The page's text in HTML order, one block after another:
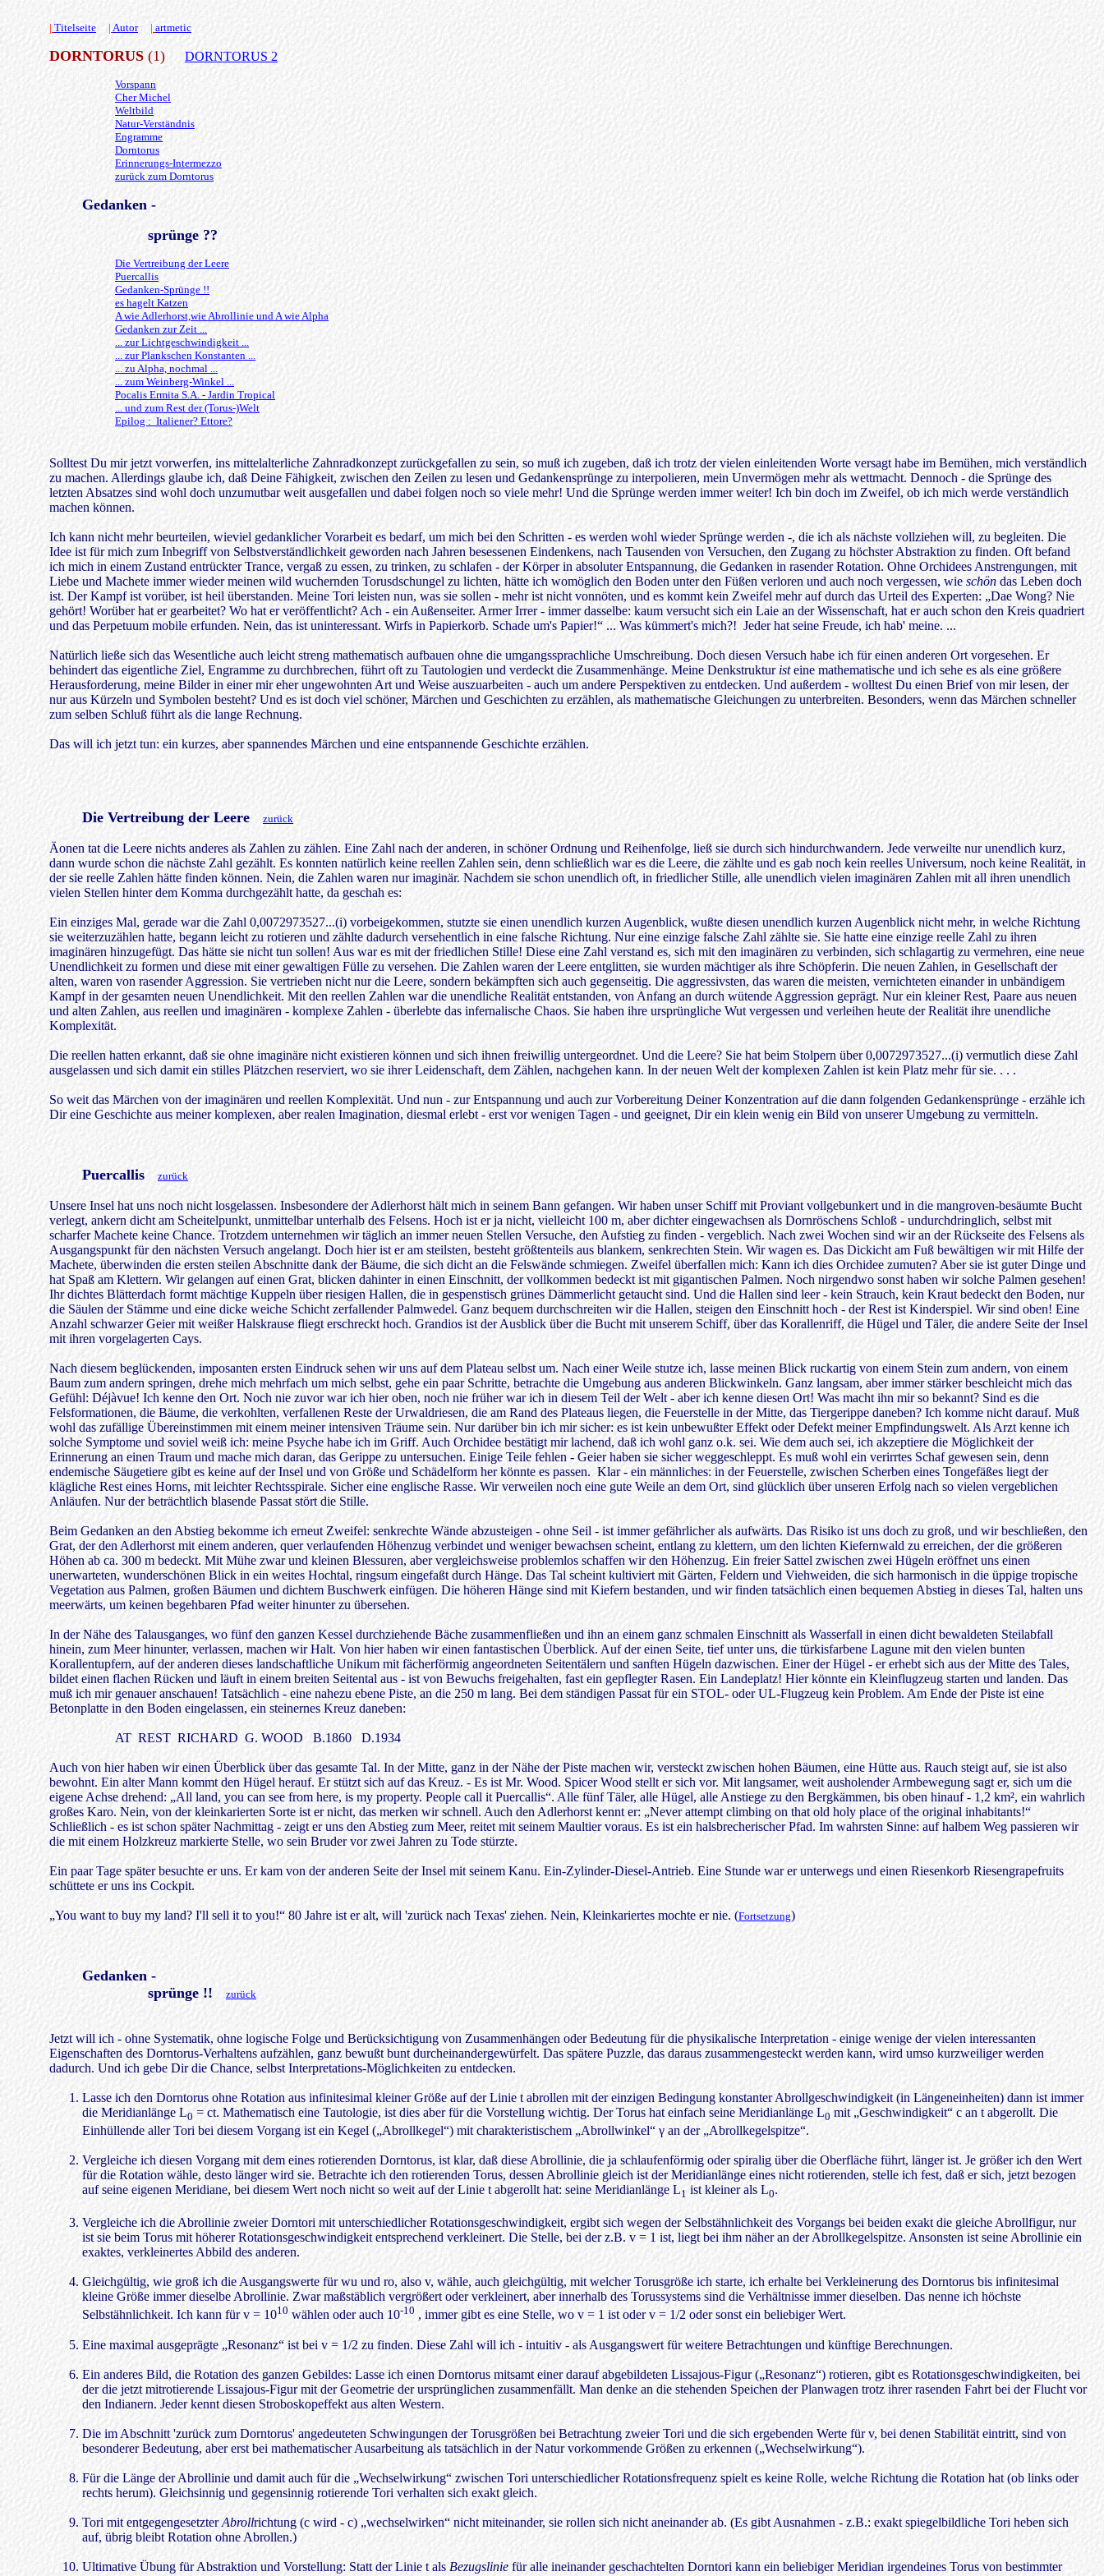
| Titelseite | Autor | artmetic
DORNTORUS (1) DORNTORUS 2
Vorspann
Cher Michel
Weltbild
Natur-Verständnis
Engramme
Dorntorus
Erinnerungs-Intermezzo
zurück zum Dorntorus
Gedanken -
sprünge ??
Die Vertreibung der Leere
Puercallis
Gedanken-Sprünge !!
es hagelt Katzen
A wie Adlerhorst,wie Abrollinie und A wie Alpha
Gedanken zur Zeit ...
... zur Lichtgeschwindigkeit ...
... zur Plankschen Konstanten ...
... zu Alpha, nochmal ...
... zum Weinberg-Winkel ...
Pocalis Ermita S.A. - Jardin Tropical
... und zum Rest der (Torus-)Welt
Epilog : Italiener? Ettore?
Solltest Du mir jetzt vorwerfen, ins mittelalterliche Zahnradkonzept zurückgefallen zu sein, so muß ich zugeben, daß ich trotz der vielen einleitenden Worte versagt habe im Bemühen, mich verständlich
zu machen. Allerdings glaube ich, daß Deine Fähigkeit, zwischen den Zeilen zu lesen und Gedankensprünge zu interpolieren, mein Unvermögen mehr als wettmacht. Dennoch - die Sprünge des
letzten Absatzes sind wohl doch unzumutbar weit ausgefallen und dabei folgen noch so viele mehr! Und die Sprünge werden immer weiter! Ich bin doch im Zweifel, ob ich mich werde verständlich
machen können.
Ich kann nicht mehr beurteilen, wieviel gedanklicher Vorarbeit es bedarf, um mich bei den Schritten - es werden wohl wieder Sprünge werden -, die ich als nächste vollziehen will, zu begleiten. Die
Idee ist für mich zum Inbegriff von Selbstverständlichkeit geworden nach Jahren besessenen Eindenkens, nach Tausenden von Versuchen, den Zugang zu höchster Abstraktion zu finden. Oft befand
ich mich in einem Zustand entrückter Trance, vergaß zu essen, zu trinken, zu schlafen - der Körper in absoluter Entspannung, die Gedanken in rasender Rotation. Ohne Orchidees Anstrengungen, mit
Liebe und Machete immer wieder meinen wild wuchernden Torusdschungel zu lichten, hätte ich womöglich den Boden unter den Füßen verloren und auch noch vergessen, wie schön das Leben doch
ist. Der Kampf ist vorüber, ist heil überstanden. Meine Tori leisten nun, was sie sollen - mehr ist nicht vonnöten, und es kommt kein Zweifel mehr auf durch das Urteil des Experten: „Dae Wong? Nie
gehört! Worüber hat er gearbeitet? Wo hat er veröffentlicht? Ach - ein Außenseiter. Armer Irrer - immer dasselbe: kaum versucht sich ein Laie an der Wissenschaft, hat er auch schon den Kreis quadriert
und das Perpetuum mobile erfunden. Nein, das ist uninteressant. Wirfs in Papierkorb. Schade um's Papier!“ ... Was kümmert's mich?! Jeder hat seine Freude, ich hab' meine. ...
Natürlich ließe sich das Wesentliche auch leicht streng mathematisch aufbauen ohne die umgangssprachliche Umschreibung. Doch diesen Versuch habe ich für einen anderen Ort vorgesehen. Er
behindert das eigentliche Ziel, Engramme zu durchbrechen, führt oft zu Tautologien und verdeckt die Zusammenhänge. Meine Denkstruktur isteine mathematische und ich sehe es als eine größere
Herausforderung, meine Bilder in einer mir eher ungewohnten Art und Weise auszuarbeiten - auch um andere Perspektiven zu entdecken. Und außerdem - wolltest Du einen Brief von mir lesen, der
nur aus Kürzeln und Symbolen besteht? Und es ist doch viel schöner, Märchen und Geschichten zu erzählen, als mathematische Gleichungen zu unterbreiten. Besonders, wenn das Märchen schneller
zum selben Schluß führt als die lange Rechnung.
Das will ich jetzt tun: ein kurzes, aber spannendes Märchen und eine entspannende Geschichte erzählen.
Die Vertreibung der Leere zurück
Äonen tat die Leere nichts anderes als Zahlen zu zählen. Eine Zahl nach der anderen, in schöner Ordnung und Reihenfolge, ließ sie durch sich hindurchwandern. Jede verweilte nur unendlich kurz,
dann wurde schon die nächste Zahl gezählt. Es konnten natürlich keine reellen Zahlen sein, denn schließlich war es die Leere, die zählte und es gab noch kein reelles Universum, noch keine Realität, in
der sie reelle Zahlen hätte finden können. Nein, die Zahlen waren nur imaginär. Nachdem sie schon unendlich oft, in friedlicher Stille, alle unendlich vielen imaginären Zahlen mit all ihren unendlich
vielen Stellen hinter dem Komma durchgezählt hatte, da geschah es:
Ein einziges Mal, gerade war die Zahl 0,0072973527...(i) vorbeigekommen, stutzte sie einen unendlich kurzen Augenblick, wußte diesen unendlich kurzen Augenblick nicht mehr, in welche Richtung
sie weiterzuzählen hatte, begann leicht zu rotieren und zählte dadurch versehentlich in eine falsche Richtung. Nur eine einzige falsche Zahl zählte sie. Sie hatte eine einzige reelle Zahl zu ihren
imaginären hinzugefügt. Das hätte sie nicht tun sollen! Aus war es mit der friedlichen Stille! Diese eine Zahl verstand es, sich mit den imaginären zu verbinden, sich schlagartig zu vermehren, eine neue
Unendlichkeit zu formen und diese mit einer gewaltigen Fülle zu versehen. Die Zahlen waren der Leere entglitten, sie wurden mächtiger als ihre Schöpferin. Die neuen Zahlen, in Gesellschaft der
alten, waren von rasender Aggression. Sie vertrieben nicht nur die Leere, sondern bekämpften sich auch gegenseitig. Die aggressivsten, das waren die meisten, vernichteten einander in unbändigem
Kampf in der gesamten neuen Unendlichkeit. Mit den reellen Zahlen war die unendliche Realität entstanden, von Anfang an durch wütende Aggression geprägt. Nur ein kleiner Rest, Paare aus neuen
und alten Zahlen, aus reellen und imaginären - komplexe Zahlen - überlebte das infernalische Chaos. Sie haben ihre ursprüngliche Wut vergessen und verleihen heute der Realität ihre unendliche
Komplexität.
Die reellen hatten erkannt, daß sie ohne imaginäre nicht existieren können und sich ihnen freiwillig untergeordnet. Und die Leere? Sie hat beim Stolpern über 0,0072973527...(i) vermutlich diese Zahl
ausgelassen und sich damit ein stilles Plätzchen reserviert, wo sie ihrer Leidenschaft, dem Zählen, nachgehen kann. In der neuen Welt der komplexen Zahlen ist kein Platz mehr für sie. . . .
So weit das Märchen von der imaginären und reellen Komplexität. Und nun - zur Entspannung und auch zur Vorbereitung Deiner Konzentration auf die dann folgenden Gedankensprünge - erzähle ich
Dir eine Geschichte aus meiner komplexen, aber realen Imagination, diesmal erlebt - erst vor wenigen Tagen - und geeignet, Dir ein klein wenig ein Bild von unserer Umgebung zu vermitteln.
Puercallis zurück
Unsere Insel hat uns noch nicht losgelassen. Insbesondere der Adlerhorst hält mich in seinem Bann gefangen. Wir haben unser Schiff mit Proviant vollgebunkert und in die mangroven-besäumte Bucht
verlegt, ankern dicht am Scheitelpunkt, unmittelbar unterhalb des Felsens. Hoch ist er ja nicht, vielleicht 100 m, aber dichter eingewachsen als Dornröschens Schloß - undurchdringlich, selbst mit
scharfer Machete keine Chance. Trotzdem unternehmen wir täglich an immer neuen Stellen Versuche, den Aufstieg zu finden - vergeblich. Nach zwei Wochen sind wir an der Rückseite des Felsens als
Ausgangspunkt für den nächsten Versuch angelangt. Doch hier ist er am steilsten, besteht größtenteils aus blankem, senkrechten Stein. Wir wagen es. Das Dickicht am Fuß bewältigen wir mit Hilfe der
Machete, überwinden die ersten steilen Abschnitte dank der Bäume, die sich dicht an die Felswände schmiegen. Zweifel überfallen mich: Kann ich dies Orchidee zumuten? Aber sie ist guter Dinge und
hat Spaß am Klettern. Wir gelangen auf einen Grat, blicken dahinter in einen Einschnitt, der vollkommen bedeckt ist mit gigantischen Palmen. Noch nirgendwo sonst haben wir solche Palmen gesehen!
Ihr dichtes Blätterdach formt mächtige Kuppeln über riesigen Hallen, die in gespenstisch grünes Dämmerlicht getaucht sind. Und die Hallen sind leer - kein Strauch, kein Kraut bedeckt den Boden, nur
die Säulen der Stämme und eine dicke weiche Schicht zerfallender Palmwedel. Ganz bequem durchschreiten wir die Hallen, steigen den Einschnitt hoch - der Rest ist Kinderspiel. Wir sind oben! Eine
Anzahl schwarzer Geier mit weißer Halskrause fliegt erschreckt hoch. Grandios ist der Ausblick über die Bucht mit unserem Schiff, über das Korallenriff, die Hügel und Täler, die andere Seite der Insel
mit ihren vorgelagerten Cays.
Nach diesem beglückenden, imposanten ersten Eindruck sehen wir uns auf dem Plateau selbst um. Nach einer Weile stutze ich, lasse meinen Blick ruckartig von einem Stein zum andern, von einem
Baum zum andern springen, drehe mich mehrfach um mich selbst, gehe ein paar Schritte, betrachte die Umgebung aus anderen Blickwinkeln. Ganz langsam, aber immer stärker beschleicht mich das
Gefühl: Déjàvue! Ich kenne den Ort. Noch nie zuvor war ich hier oben, noch nie früher war ich in diesem Teil der Welt - aber ich kenne diesen Ort! Was macht ihn mir so bekannt? Sind es die
Felsformationen, die Bäume, die verkohlten, verfallenen Reste der Urwaldriesen, die am Rand des Plateaus liegen, die Feuerstelle in der Mitte, das Tiergerippe daneben? Ich komme nicht darauf. Muß
wohl das zufällige Übereinstimmen mit einem meiner intensiven Träume sein. Nur darüber bin ich mir sicher: es ist kein unbewußter Effekt oder Defekt meiner Empfindungswelt. Als Arzt kenne ich
solche Symptome und soviel weiß ich: meine Psyche habe ich im Griff. Auch Orchidee bestätigt mir lachend, daß ich wohl ganz o.k. sei. Wie dem auch sei, ich akzeptiere die Möglichkeit der
Erinnerung an einen Traum und mache mich daran, das Gerippe zu untersuchen. Einige Teile fehlen - Geier haben sie sicher weggeschleppt. Es muß wohl ein verirrtes Schaf gewesen sein, denn
endemische Säugetiere gibt es keine auf der Insel und von Größe und Schädelform her könnte es passen. Klar - ein männliches: in der Feuerstelle, zwischen Scherben eines Tongefäßes liegt der
klägliche Rest eines Horns, mit leichter Rechtsspirale. Sicher eine englische Rasse. Wir verweilen noch eine gute Weile an dem Ort, sind glücklich über unseren Erfolg nach so vielen vergeblichen
Anläufen. Nur der beträchtlich blasende Passat stört die Stille.
Beim Gedanken an den Abstieg bekomme ich erneut Zweifel: senkrechte Wände abzusteigen - ohne Seil - ist immer gefährlicher als aufwärts. Das Risiko ist uns doch zu groß, und wir beschließen, den
Grat, der den Adlerhorst mit einem anderen, quer verlaufenden Höhenzug verbindet und weniger bewachsen scheint, entlang zu klettern, um den lichten Kiefernwald zu erreichen, der die größeren
Höhen ab ca. 300 m bedeckt. Mit Mühe zwar und kleinen Blessuren, aber vergleichsweise problemlos schaffen wir den Höhenzug. Ein freier Sattel zwischen zwei Hügeln eröffnet uns einen
unerwarteten, wunderschönen Blick in ein weites Hochtal, ringsum eingefaßt durch Hänge. Das Tal scheint kultiviert mit Gärten, Feldern und Viehweiden, die sich harmonisch in die üppige tropische
Vegetation aus Palmen, großen Bäumen und dichtem Buschwerk einfügen. Die höheren Hänge sind mit Kiefern bestanden, und wir finden tatsächlich einen bequemen Abstieg in dieses Tal, halten uns
meerwärts, um keinen begehbaren Pfad weiter hinunter zu übersehen.
In der Nähe des Talausganges, wo fünf den ganzen Kessel durchziehende Bäche zusammenfließen und ihn an einem ganz schmalen Einschnitt als Wasserfall in einen dicht bewaldeten Steilabfall
hinein, zum Meer hinunter, verlassen, machen wir Halt. Von hier haben wir einen fantastischen Überblick. Auf der einen Seite, tief unter uns, die türkisfarbene Lagune mit den vielen bunten
Korallentupfern, auf der anderen dieses landschaftliche Unikum mit fächerförmig angeordneten Seitentälern und sanften Hügeln dazwischen. Einer der Hügel - er erhebt sich aus der Mitte des Tales,
bildet einen flachen Rücken und läuft in einem breiten Seitental aus - ist von Bewuchs freigehalten, fast ein gepflegter Rasen. Ein Landeplatz! Hier könnte ein Kleinflugzeug starten und landen. Das
muß ich mir genauer anschauen! Tatsächlich - eine nahezu ebene Piste, an die 250 m lang. Bei dem ständigen Passat für ein STOL- oder UL-Flugzeug kein Problem. Am Ende der Piste ist eine
Betonplatte in den Boden eingelassen, ein steinernes Kreuz daneben:
AT REST RICHARD G. WOOD B.1860 D.1934
Auch von hier haben wir einen Überblick über das gesamte Tal. In der Mitte, ganz in der Nähe der Piste machen wir, versteckt zwischen hohen Bäumen, eine Hütte aus. Rauch steigt auf, sie ist also
bewohnt. Ein alter Mann kommt den Hügel herauf. Er stützt sich auf das Kreuz. - Es ist Mr. Wood. Spicer Wood stellt er sich vor. Mit langsamer, weit ausholender Armbewegung sagt er, sich um die
eigene Achse drehend: „All land, you can see from here, is my property. People call it Puercallis“. Alle fünf Täler, alle Hügel, alle Anstiege zu den Bergkämmen, bis oben hinauf - 1,2 km², ein wahrlich
großes Karo. Nein, von der kleinkarierten Sorte ist er nicht, das merken wir schnell. Auch den Adlerhorst kennt er: „Never attempt climbing on that old holy place of the original inhabitants!“
Schließlich - es ist schon später Nachmittag - zeigt er uns den Abstieg zum Meer, reitet mit seinem Maultier voraus. Es ist ein halsbrecherischer Pfad. Im wahrsten Sinne: auf halbem Weg passieren wir
die mit einem Holzkreuz markierte Stelle, wo sein Bruder vor zwei Jahren zu Tode stürzte.
Ein paar Tage später besuchte er uns. Er kam von der anderen Seite der Insel mit seinem Kanu. Ein-Zylinder-Diesel-Antrieb. Eine Stunde war er unterwegs und einen Riesenkorb Riesengrapefruits
schüttete er uns ins Cockpit.
„You want to buy my land? I'll sell it to you!“ 80 Jahre ist er alt, will 'zurück nach Texas' ziehen. Nein, Kleinkariertes mochte er nie. (Fortsetzung)
Gedanken -
sprünge !!
zurück
Jetzt will ich - ohne Systematik, ohne logische Folge und Berücksichtigung von Zusammenhängen oder Bedeutung für die physikalische Interpretation - einige wenige der vielen interessanten
Eigenschaften des Dorntorus-Verhaltens aufzählen, ganz bewußt bunt durcheinandergewürfelt. Das spätere Puzzle, das daraus zusammengesteckt werden kann, wird umso kurzweiliger werden
dadurch. Und ich gebe Dir die Chance, selbst Interpretations-Möglichkeiten zu entdecken.
Lasse ich den Dorntorus ohne Rotation aus infinitesimal kleiner Größe auf der Linie t abrollen mit der einzigen Bedingung konstanter Abrollgeschwindigkeit (in Längeneinheiten) dann ist immer
die Meridianlänge L0 = ct. Mathematisch eine Tautologie, ist dies aber für die Vorstellung wichtig. Der Torus hat einfach seine Meridianlänge L0 mit „Geschwindigkeit“ c an t abgerollt. Die
Einhüllende aller Tori bei diesem Vorgang ist ein Kegel („Abrollkegel“) mit charakteristischem „Abrollwinkel“ γ an der „Abrollkegelspitze“.
Vergleiche ich diesen Vorgang mit dem eines rotierenden Dorntorus, ist klar, daß diese Abrollinie, die ja schlaufenförmig oder spiralig über die Oberfläche führt, länger ist. Je größer ich den Wert
für die Rotation wähle, desto länger wird sie. Betrachte ich den rotierenden Torus, dessen Abrollinie gleich ist der Meridianlänge eines nicht rotierenden, stelle ich fest, daß er sich, jetzt bezogen
auf seine eigenen Meridiane, bei diesem Wert noch nicht so weit auf der Linie t abgerollt hat: seine Meridianlänge L1ist kleiner als L0.
Vergleiche ich die Abrollinie zweier Dorntori mit unterschiedlicher Rotationsgeschwindigkeit, ergibt sich wegen der Selbstähnlichkeit des Vorgangs bei beiden exakt die gleiche Abrollfigur, nur
ist sie beim Torus mit höherer Rotationsgeschwindigkeit entsprechend verkleinert. Die Stelle, bei der z.B. v = 1 ist, liegt bei ihm näher an der Abrollkegelspitze. Ansonsten ist seine Abrollinie ein
exaktes, verkleinertes Abbild des anderen.
Gleichgültig, wie groß ich die Ausgangswerte für wu und ro, also v, wähle, auch gleichgültig, mit welcher Torusgröße ich starte, ich erhalte bei Verkleinerung des Dorntorus bis infinitesimal
kleine Größe immer dieselbe Abrollinie. Zwar maßstäblich vergrößert oder verkleinert, aber innerhalb des Torussystems sind die Verhältnisse immer dieselben. Das nenne ich höchste
Selbstähnlichkeit. Ich kann für v = 1010 wählen oder auch 10-10 , immer gibt es eine Stelle, wo v = 1 ist oder v = 1/2 oder sonst ein beliebiger Wert.
Eine maximal ausgeprägte „Resonanz“ ist bei v = 1/2 zu finden. Diese Zahl will ich - intuitiv - als Ausgangswert für weitere Betrachtungen und künftige Berechnungen.
Ein anderes Bild, die Rotation des ganzen Gebildes: Lasse ich einen Dorntorus mitsamt einer darauf abgebildeten Lissajous-Figur („Resonanz“) rotieren, gibt es Rotationsgeschwindigkeiten, bei
der die jetzt mitrotierende Lissajous-Figur mit der Geometrie der ursprünglichen zusammenfällt. Man denke an die stehenden Speichen der Planwagen trotz ihrer rasenden Fahrt bei der Flucht vor
den Indianern. Jeder kennt diesen Stroboskopeffekt aus alten Western.
Die im Abschnitt 'zurück zum Dorntorus' angedeuteten Schwingungen der Torusgrößen bei Betrachtung zweier Tori und die sich ergebenden Werte für v, bei denen Stabilität eintritt, sind von
besonderer Bedeutung, aber erst bei mathematischer Ausarbeitung als tatsächlich in der Natur vorkommende Größen zu erkennen („Wechselwirkung“).
Für die Länge der Abrollinie und damit auch für die „Wechselwirkung“ zwischen Tori unterschiedlicher Rotationsfrequenz spielt es keine Rolle, welche Richtung die Rotation hat (ob links oder
rechts herum). Gleichsinnig und gegensinnig rotierende Tori verhalten sich exakt gleich.
Tori mit entgegengesetzterAbrollrichtung (c wird - c) „wechselwirken“ nicht miteinander, sie rollen sich nicht aneinander ab. (Es gibt Ausnahmen - z.B.: exakt spiegelbildliche Tori heben sich
auf, übrig bleibt Rotation ohne Abrollen.)
Ultimative Übung für Abstraktion und Vorstellung: Statt der Linie t als Bezugslinie für alle ineinander geschachtelten Dorntori kann ein beliebiger Meridian irgendeines Torus von bestimmter